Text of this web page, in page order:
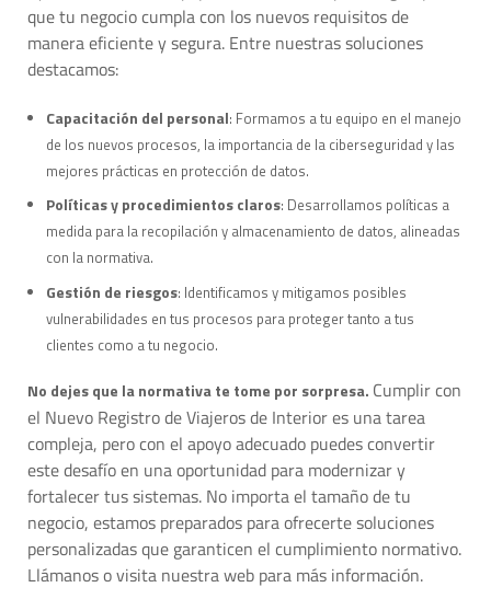
que tu negocio cumpla con los nuevos requisitos de
manera eficiente y segura. Entre nuestras soluciones
destacamos:
Capacitación del personal: Formamos a tu equipo en el manejo
de los nuevos procesos, la importancia de la ciberseguridad y las
mejores prácticas en protección de datos.
Políticas y procedimientos claros: Desarrollamos políticas a
medida para la recopilación y almacenamiento de datos, alineadas
con la normativa.
Gestión de riesgos: Identificamos y mitigamos posibles
vulnerabilidades en tus procesos para proteger tanto a tus
clientes como a tu negocio.
No dejes que la normativa te tome por sorpresa. Cumplir con
el Nuevo Registro de Viajeros de Interior es una tarea
compleja, pero con el apoyo adecuado puedes convertir
este desafío en una oportunidad para modernizar y
fortalecer tus sistemas. No importa el tamaño de tu
negocio, estamos preparados para ofrecerte soluciones
personalizadas que garanticen el cumplimiento normativo.
Llámanos o visita nuestra web para más información.